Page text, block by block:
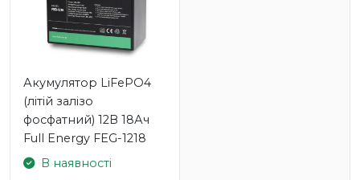
Акумулятор LiFePO4
(літій залізо
фосфатний) 12В 18Ач
Full Energy FEG-1218
В наявності